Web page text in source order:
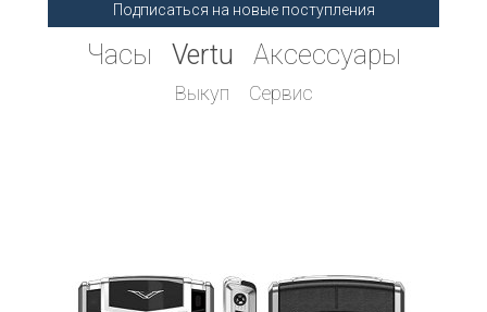
Подписаться на новые поступления
Часы Vertu Аксессуары
Выкуп Сервис